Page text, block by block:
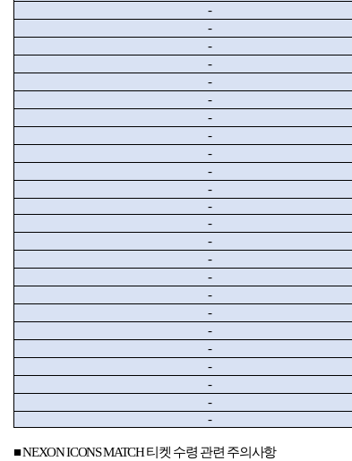
-
-
-
-
-
-
-
-
-
-
-
-
-
-
-
-
-
-
-
-
-
-
-
-
■ NEXON ICONS MATCH티켓 수령 관련 주의사항